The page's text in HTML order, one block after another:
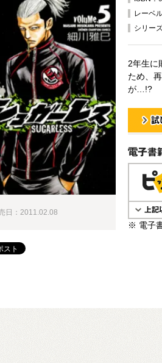
レーベ
シリー
2年生に
ため、
が…!?
電子書籍
※ 電子
日：2011.02.08